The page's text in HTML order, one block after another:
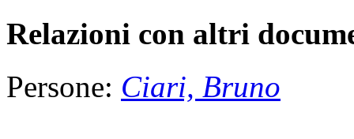
Relazioni con altri
Persone: Ciari, Bruno